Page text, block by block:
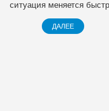
Основные проблемы
ДАЛЕЕ